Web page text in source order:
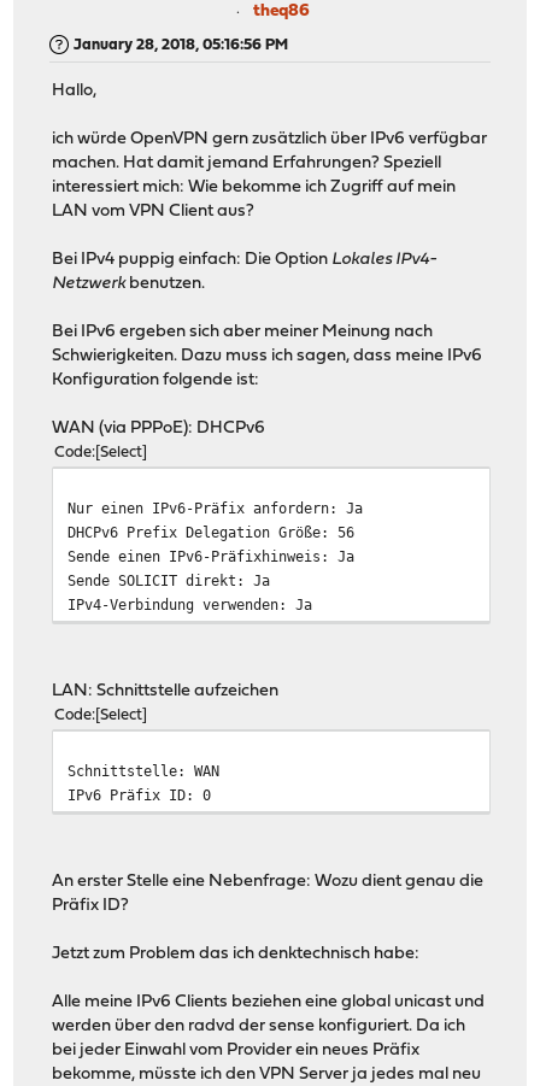
theq86
January 28, 2018, 05:16:56 PM
Hallo,
ich würde OpenVPN gern zusätzlich über IPv6 verfügbar
machen. Hat damit jemand Erfahrungen? Speziell
interessiert mich: Wie bekomme ich Zugriff auf mein
LAN vom VPN Client aus?
Bei IPv4 puppig einfach: Die Option Lokales IPv4-
Netzwerkbenutzen.
Bei IPv6 ergeben sich aber meiner Meinung nach
Schwierigkeiten. Dazu muss ich sagen, dass meine IPv6
Konfiguration folgende ist:
WAN (via PPPoE): DHCPv6
Code Select
Nur einen IPv6-Präfix anfordern: Ja
DHCPv6 Prefix Delegation Größe: 56
Sende einen IPv6-Präfixhinweis: Ja
Sende SOLICIT direkt: Ja
IPv4-Verbindung verwenden: Ja
LAN: Schnittstelle aufzeichen
Code Select
Schnittstelle: WAN
IPv6 Präfix ID: 0
An erster Stelle eine Nebenfrage: Wozu dient genau die
Präfix ID?
Jetzt zum Problem das ich denktechnisch habe:
Alle meine IPv6 Clients beziehen eine global unicast und
werden über den radvd der sense konfiguriert. Da ich
bei jeder Einwahl vom Provider ein neues Präfix
bekomme, müsste ich den VPN Server ja jedes mal neu